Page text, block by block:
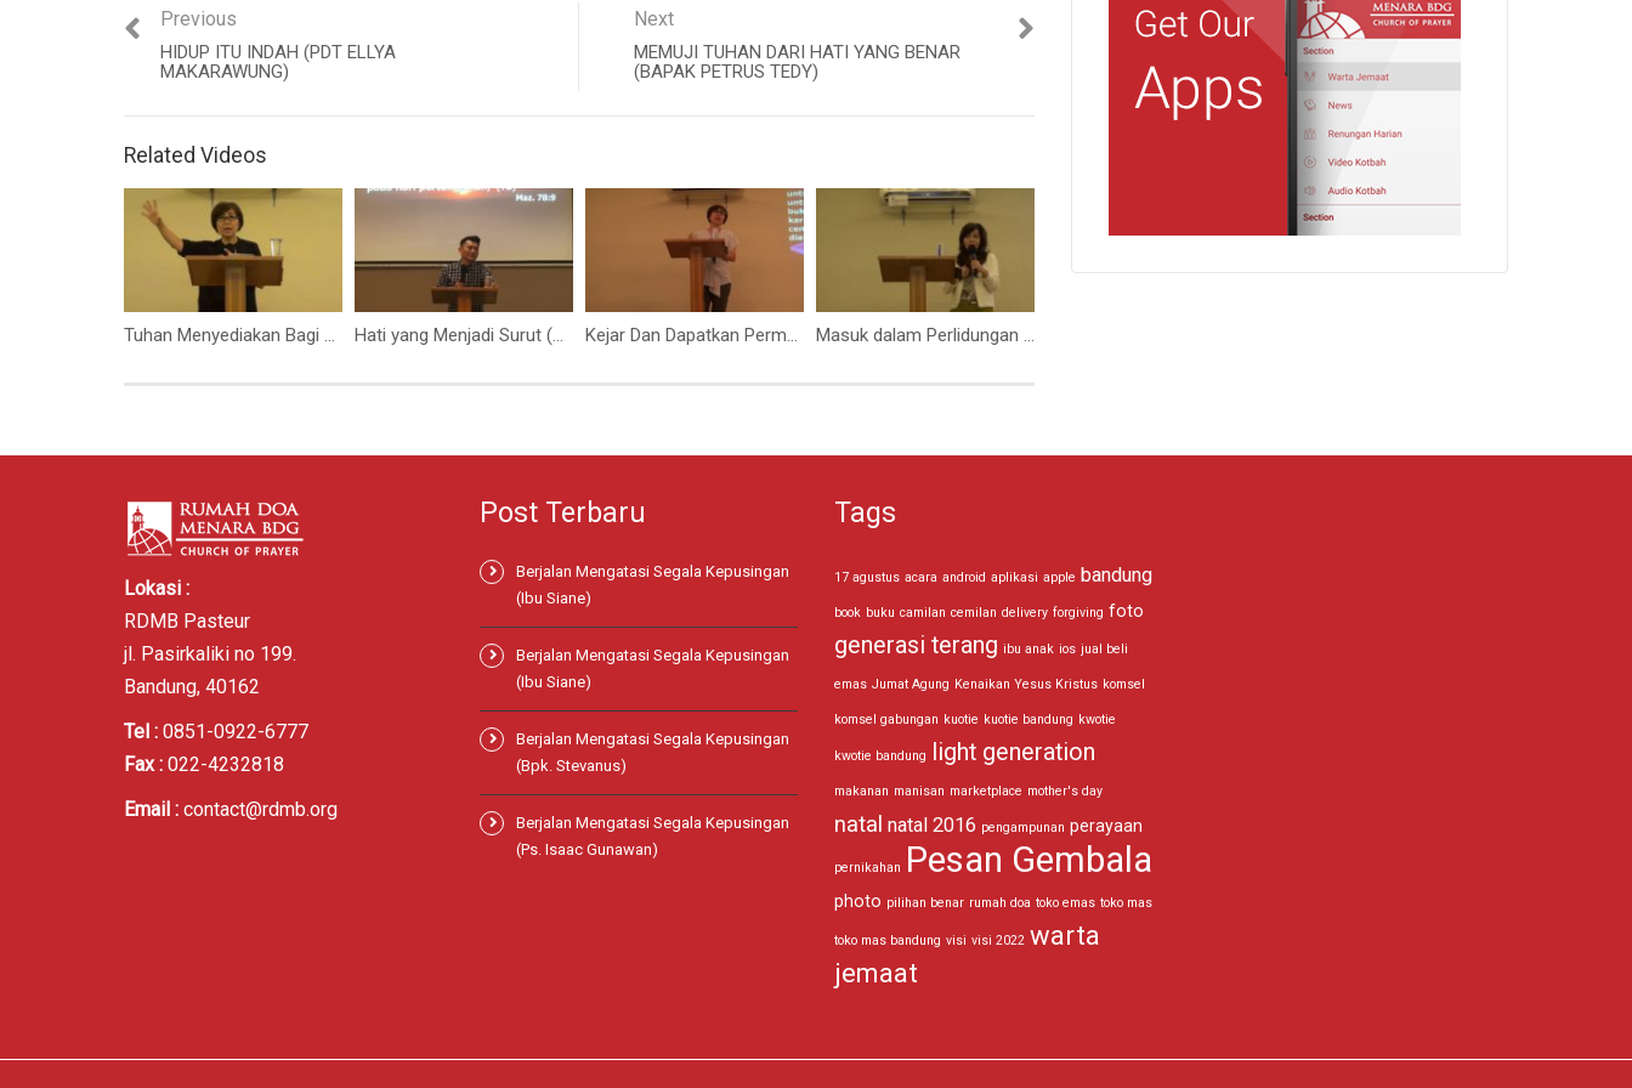
Previous
HIDUP ITU INDAH (PDT ELLYA
MAKARAWUNG)
Next
MEMUJI TUHAN DARI HATI YANG BENAR
(BAPAK PETRUS TEDY)
Related Videos
Lokasi :
RDMB Pasteur
jl. Pasirkaliki no 199.
Bandung, 40162
Tel : 0851-0922-6777
Fax : 022-4232818
Email : contact@rdmb.org
Post Terbaru
Berjalan Mengatasi Segala Kepusingan
(Ibu Siane)
Berjalan Mengatasi Segala Kepusingan
(Ibu Siane)
Berjalan Mengatasi Segala Kepusingan
(Bpk. Stevanus)
Berjalan Mengatasi Segala Kepusingan
(Ps. Isaac Gunawan)
Tags
17 agustus acara android aplikasi apple bandung
book buku camilan cemilan delivery forgiving foto
generasi terang ibu anak ios jual beli
emas Jumat Agung Kenaikan Yesus Kristus komsel
komsel gabungan kuotie kuotie bandung kwotie
kwotie bandung light generation
makanan manisan marketplace mother's day
natal natal 2016 pengampunan perayaan
pernikahan Pesan Gembala
photo pilihan benar rumah doa toko emas toko mas
toko mas bandung visi visi 2022 warta
jemaat